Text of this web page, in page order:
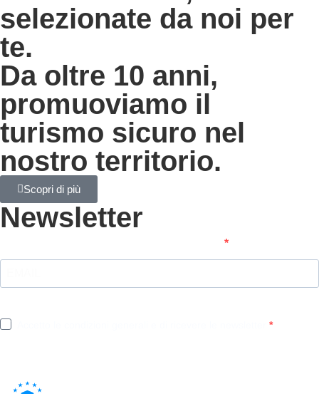
selezionate da noi per
te.
Da oltre 10 anni,
promuoviamo il
turismo sicuro nel
nostro territorio.
Scopri di più
Newsletter